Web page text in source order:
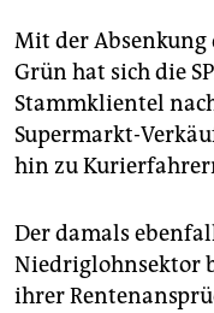
Mit der Absenkung
Grün hat sich die
Stammklientel
Supermarkt-
hin zu
Der damals
Niedriglohnsektor
ihrer